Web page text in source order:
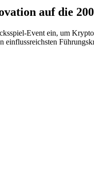
auf die
Event ein, um